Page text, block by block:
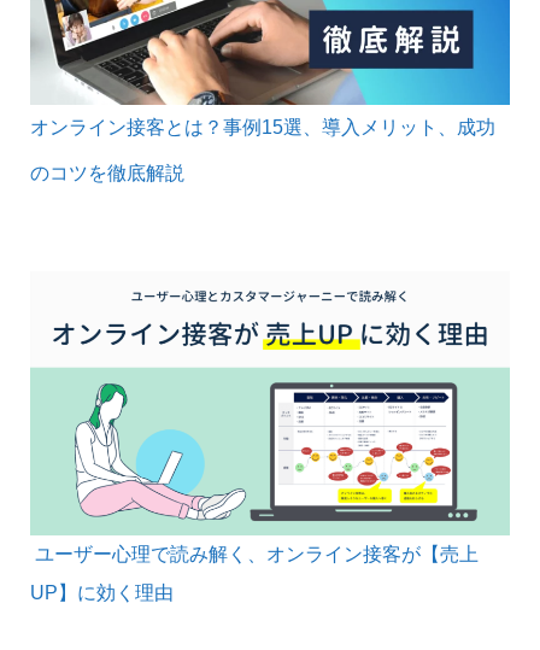
オンライン接客とは？事例15選、導入メリット、成功
のコツを徹底解説
ユーザー心理で読み解く、オンライン接客が【売上
UP】に効く理由